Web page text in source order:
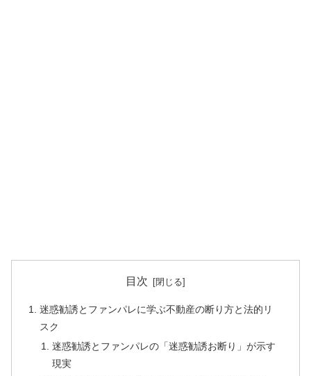
目次
迷惑勧誘とファンパレに学ぶ不動産の断り方と法的リ
スク
迷惑勧誘とファンパレの「迷惑勧誘お断り」が示す
現実